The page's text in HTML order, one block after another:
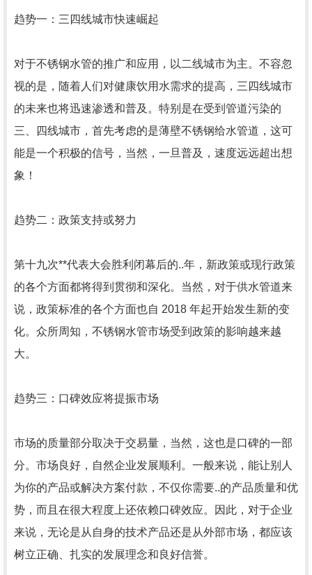
趋势一：三四线城市快速崛起
对于不锈钢水管的推广和应用，以二线城市为主。不容忽
视的是，随着人们对健康饮用水需求的提高，三四线城市
的未来也将迅速渗透和普及。特别是在受到管道污染的
三、四线城市，首先考虑的是薄壁不锈钢给水管道，这可
能是一个积极的信号，当然，一旦普及，速度远远超出想
象！
趋势二：政策支持或努力
第十九次**代表大会胜利闭幕后的..年，新政策或现行政策
的各个方面都将得到贯彻和深化。当然，对于供水管道来
说，政策标准的各个方面也自 2018 年起开始发生新的变
化。众所周知，不锈钢水管市场受到政策的影响越来越
大。
趋势三：口碑效应将提振市场
市场的质量部分取决于交易量，当然，这也是口碑的一部
分。市场良好，自然企业发展顺利。一般来说，能让别人
为你的产品或解决方案付款，不仅你需要..的产品质量和优
势，而且在很大程度上还依赖口碑效应。因此，对于企业
来说，无论是从自身的技术产品还是从外部市场，都应该
树立正确、扎实的发展理念和良好信誉。